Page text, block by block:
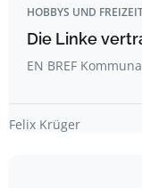
HOBBYS UND
Die Linke
EN BREF
Felix Krüger